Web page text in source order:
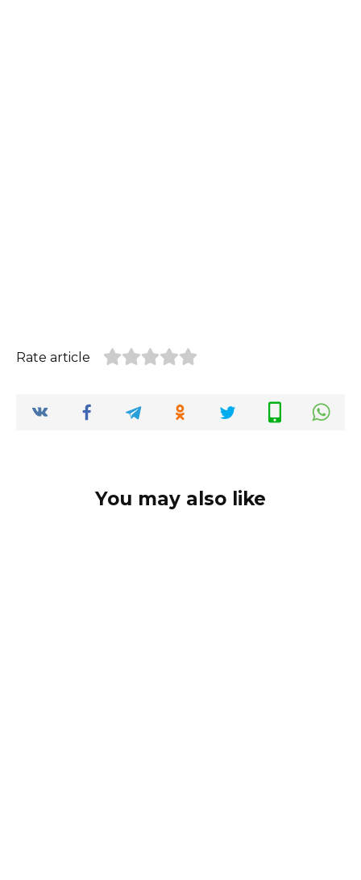
Rate article
You may also like